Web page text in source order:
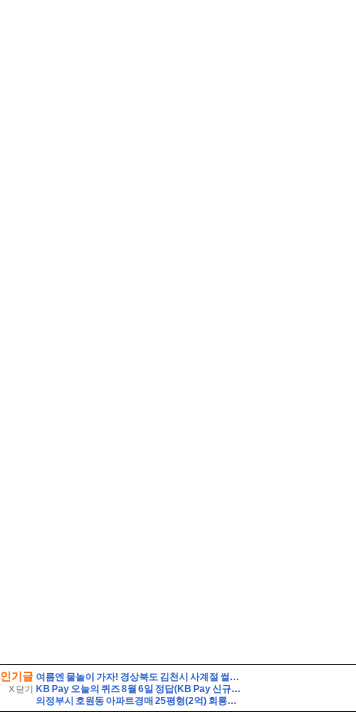
인기글
X 닫기
여름엔 물놀이 가자! 경상북도 김천시 사계절 썰매장
KB Pay 오늘의 퀴즈 8월 6일 정답(KB Pay 신규서비스 '깨비로또' 2회차의 1등 당첨금은 얼마일까요?)
의정부시 호원동 아파트경매 25평형(2억) 회룡역인근 신원아파트 14층 유찰1회 의정부호원동신원아파트 법원경매 매매